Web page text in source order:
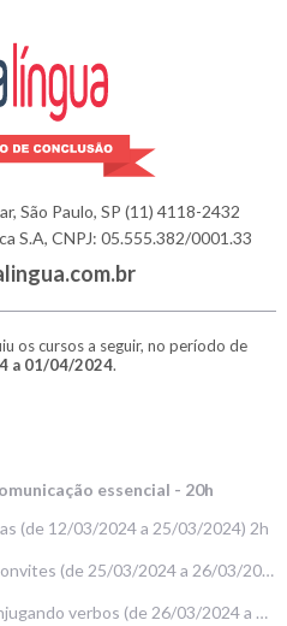
São Paulo, SP (11) 4118-2432
S.A, CNPJ: 05.555.382/0001.33
os cursos a seguir, no período de
a 01/04/2024.
essencial - 20h
(de 12/03/2024 a 25/03/2024) 2h
2. Pedindo ajuda e fazendo convites (de 25/03/2024 a 26/03/2024) 2h
3. Perguntando preços e conjugando verbos (de 26/03/2024 a 26/03/2024) 2h